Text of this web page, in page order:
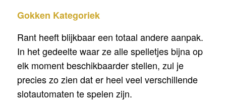
Gokken Kategoriek
Rant heeft blijkbaar een totaal andere aanpak.
In het gedeelte waar ze alle spelletjes bijna op
elk moment beschikbaarder stellen, zul je
precies zo zien dat er heel veel verschillende
slotautomaten te spelen zijn.